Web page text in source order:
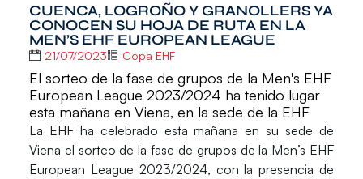
CUENCA, LOGROÑO Y GRANOLLERS YA
CONOCEN SU HOJA DE RUTA EN LA
MEN’S EHF EUROPEAN LEAGUE
21/07/2023 Copa EHF
El sorteo de la fase de grupos de la Men's EHF
European League 2023/2024 ha tenido lugar
esta mañana en Viena, en la sede de la EHF
La EHF ha celebrado esta mañana en su sede de
Viena el sorteo de la fase de grupos de la Men’s EHF
European League 2023/2024, con la presencia de